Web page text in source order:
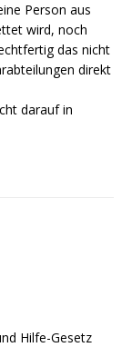
Person aus
wird, noch
das nicht
direkt
darauf in
Hilfe-Gesetz